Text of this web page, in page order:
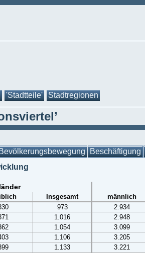
'Stadtteile' Stadtregionen
Beschäftigung
Insgesamt männlich
973 2.934
1.016 2.948
1.054 3.099
1.106 3.205
1.133 3.221